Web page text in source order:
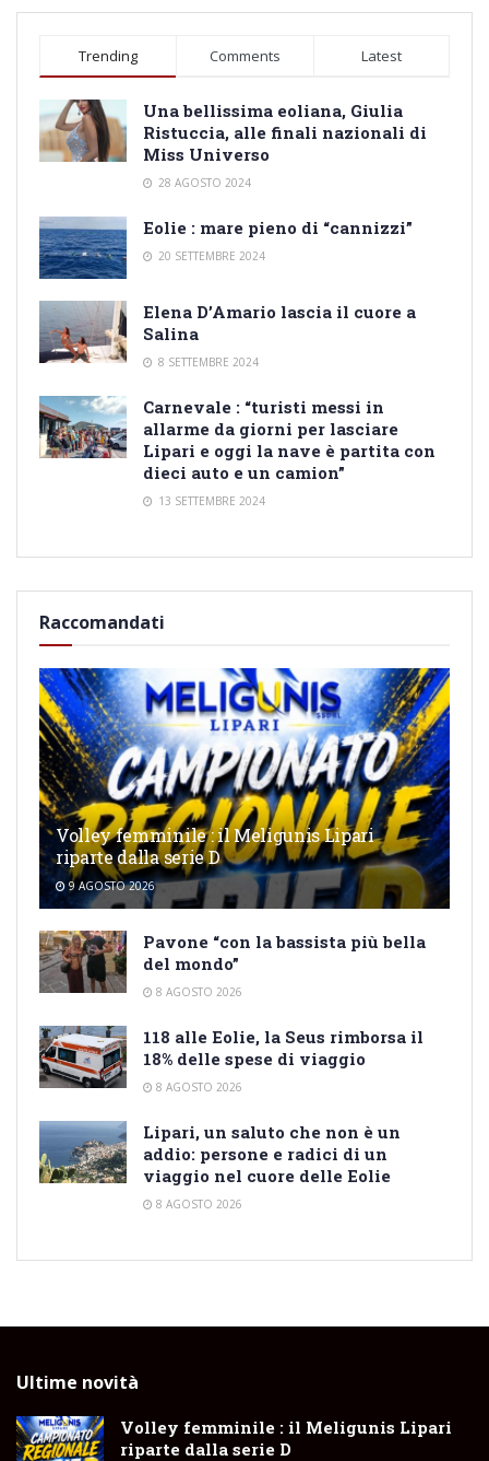
Trending Comments Latest
Una bellissima eoliana, Giulia
Ristuccia, alle finali nazionali di
Miss Universo
28 AGOSTO 2024
Eolie : mare pieno di “cannizzi”
20 SETTEMBRE 2024
Elena D’Amario lascia il cuore a
Salina
8 SETTEMBRE 2024
Carnevale : “turisti messi in
allarme da giorni per lasciare
Lipari e oggi la nave è partita con
dieci auto e un camion”
13 SETTEMBRE 2024
Raccomandati
Volley femminile : il Meligunis Lipari
riparte dalla serie D
9 AGOSTO 2026
Pavone “con la bassista più bella
del mondo”
8 AGOSTO 2026
118 alle Eolie, la Seus rimborsa il
18% delle spese di viaggio
8 AGOSTO 2026
Lipari, un saluto che non è un
addio: persone e radici di un
viaggio nel cuore delle Eolie
8 AGOSTO 2026
Ultime novità
Volley femminile : il Meligunis Lipari
riparte dalla serie D